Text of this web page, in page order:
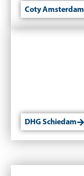
Coty Amsterdam
DHG Schiedam